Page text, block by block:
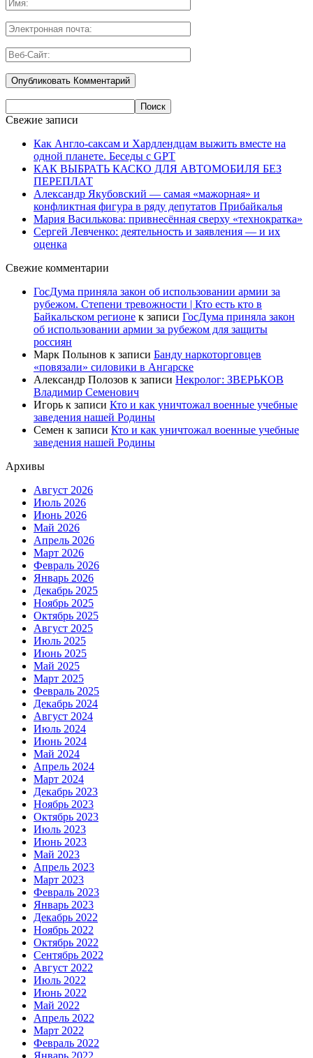
Свежие записи
Как Англо-саксам и Хардлендцам выжить вместе на
одной планете. Беседы с GPT
КАК ВЫБРАТЬ КАСКО ДЛЯ АВТОМОБИЛЯ БЕЗ
ПЕРЕПЛАТ
Александр Якубовский — самая «мажорная» и
конфликтная фигура в ряду депутатов Прибайкалья
Мария Василькова: привнесённая сверху «технократка»
Сергей Левченко: деятельность и заявления — и их
оценка
Свежие комментарии
ГосДума приняла закон об использовании армии за
рубежом. Степени тревожности | Кто есть кто в
Байкальском регионе к записи ГосДума приняла закон
об использовании армии за рубежом для защиты
россиян
Марк Полынов к записи Банду наркоторговцев
«повязали» силовики в Ангарске
Александр Полозов к записи Некролог: ЗВЕРЬКОВ
Владимир Семенович
Игорь к записи Кто и как уничтожал военные учебные
заведения нашей Родины
Семен к записи Кто и как уничтожал военные учебные
заведения нашей Родины
Архивы
Август 2026
Июль 2026
Июнь 2026
Май 2026
Апрель 2026
Март 2026
Февраль 2026
Январь 2026
Декабрь 2025
Ноябрь 2025
Октябрь 2025
Август 2025
Июль 2025
Июнь 2025
Май 2025
Март 2025
Февраль 2025
Декабрь 2024
Август 2024
Июль 2024
Июнь 2024
Май 2024
Апрель 2024
Март 2024
Декабрь 2023
Ноябрь 2023
Октябрь 2023
Июль 2023
Июнь 2023
Май 2023
Апрель 2023
Март 2023
Февраль 2023
Январь 2023
Декабрь 2022
Ноябрь 2022
Октябрь 2022
Сентябрь 2022
Август 2022
Июль 2022
Июнь 2022
Май 2022
Апрель 2022
Март 2022
Февраль 2022